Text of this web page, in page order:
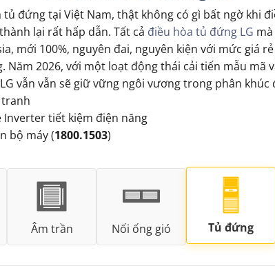
đứng tại Việt Nam, thật không có gì bất ngờ khi
lại rất hấp dẫn. Tất cả điều hòa tủ đứng LG
mới 100%, nguyên đai, nguyên kiện với mức giá
Năm 2026, với một loạt động thái cải tiến mẫu mã
vẫn vẫn sẽ giữ vững ngôi vương trong phân
Inverter tiết kiệm điện năng
bộ máy (1800.1503)
Âm trần Nối ống gió Tủ đứng